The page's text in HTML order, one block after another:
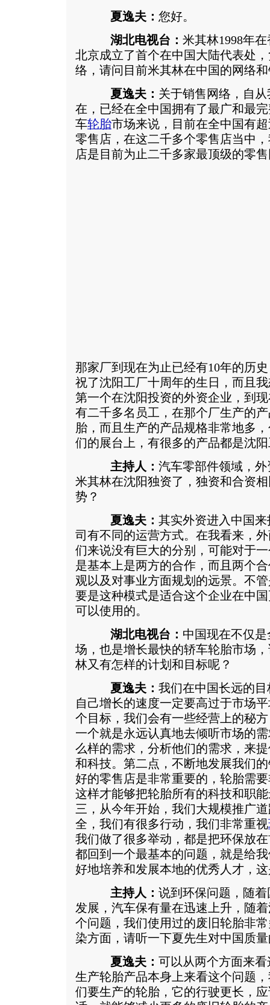
夏逸夫： 您好。
湖北电视台： 米其林1998年
北京成立了首个在中国大陆代表处
络，请问目前米其林在中国的网络
夏逸夫： 关于销售网络，自
在，已经在全中国拥有了最广和最
车轮胎市场来说，目前在全中国有
零售店，在这二千多个零售店当中
店是目前为止二千多家最顶级的零
那家厂到现在为止已经有10年的历
祝了沈阳工厂十周年的生日，而且
第一个在沈阳投资的外资企业，到
有二千多名员工，在那个厂生产的
胎，而且生产的产品规格非常地多
们的展台上，有很多的产品都是沈
主持人： 汽车零部件领域，
米其林在沈阳独资了，独资和合资
势？
夏逸夫： 其实外资进入中国
司有不同的运营方式。在我看来，
们来说没有巨大的分别，可能对于
是基本上是两方的合作，而且两个
观以及对事业方面规划的远景。不
要是这种模式是适合这个企业在中
可以使用的。
湖北电视台： 中国现在不仅
场，也是增长最快的轿车轮胎市场
林又有怎样的计划和目标呢？
夏逸夫： 我们在中国长远的
自己增长的速度一定要高过于市场
个目标，我们会有一些经营上的秘
一个就是永远认真地去倾听市场的
么样的需求，分析他们的需求，来
和科技。第二点，不断地发展我们
好的零售店是非常重要的，轮胎需
这样才能够把轮胎所有的科技和职
三，从今年开始，我们大规模推广
全，我们有很多行动，我们非常重视
我们做了很多举动，都是把环保放
都回到一个最基本的问题，就是给
好地培养和发展本地的优秀人才，
主持人： 说到环保问题，随
发展，汽车保有量在迅速上升，随
个问题，我们使用过的废旧轮胎非
染方面，请听一下夏先生对中国质
夏逸夫： 可以从两个方面来
生产轮胎产品本身上来看这个问题
们要生产的轮胎，它的行驶更长，